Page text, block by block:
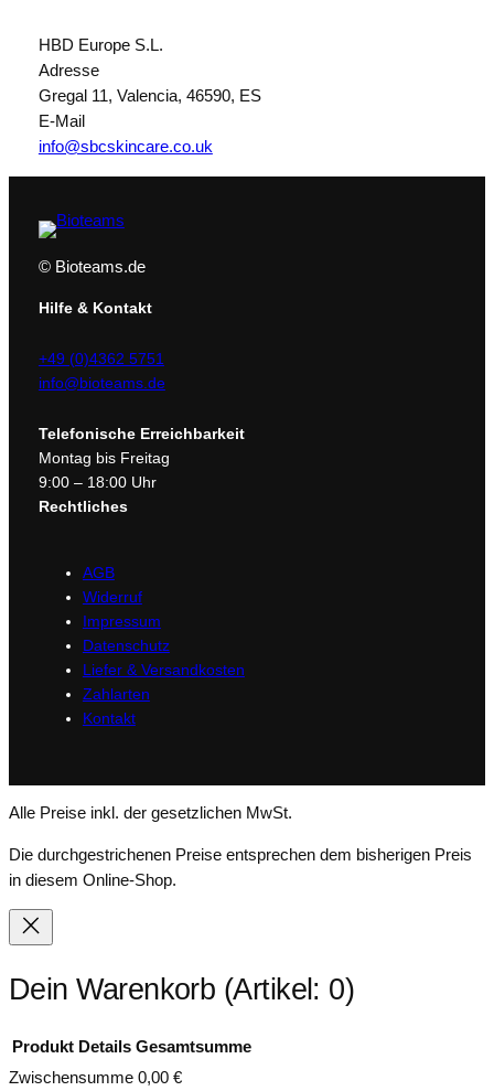
i
t
L
o
t
b
l
u
e
e
n
HBD Europe S.L.
Adresse
Gregal 11, Valencia, 46590, ES
E-Mail
info@sbcskincare.co.uk
© Bioteams.de
Hilfe & Kontakt
+49 (0)4362 5751
info@bioteams.de
Telefonische Erreichbarkeit
Montag bis Freitag
9:00 – 18:00 Uhr
Rechtliches
AGB
Widerruf
Impressum
Datenschutz
Liefer & Versandkosten
Zahlarten
Kontakt
Alle Preise inkl. der gesetzlichen MwSt.
Die durchgestrichenen Preise entsprechen dem bisherigen Preis
in diesem Online-Shop.
Dein Warenkorb (Artikel: 0)
Produkt Details Gesamtsumme
Zwischensumme 0,00 €